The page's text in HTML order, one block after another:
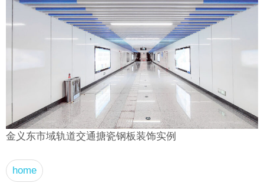
金义东市域轨道交通搪瓷钢板装饰实例
home